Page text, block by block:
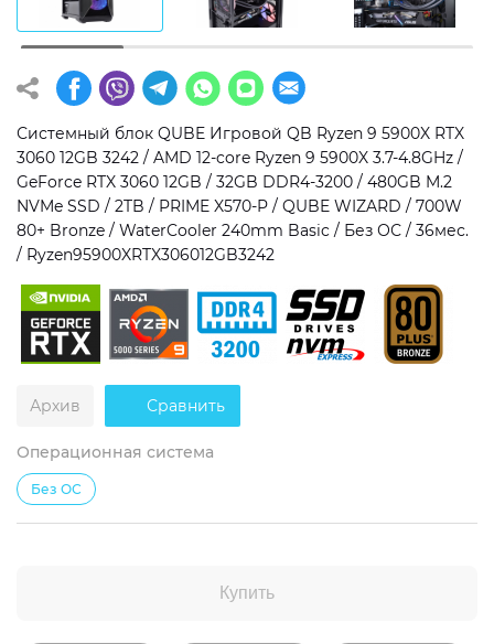
Операционная система
Windows 11 Home
Windows 11 Pro
Без ОС
Тип накопителя
SSD
HDD
SSD + HDD
Дополнительно
RGB-подсветка
Разблокированный множитель CPU
Сверхбыстрый M.2 SSD NVME
Системный блок QUBE Игровой QB Ryzen 9 5900X RTX
3060 12GB 3242 / AMD 12-core Ryzen 9 5900X 3.7-4.8GHz /
GeForce RTX 3060 12GB / 32GB DDR4-3200 / 480GB M.2
NVMe SSD / 2TB / PRIME X570-P / QUBE WIZARD / 700W
80+ Bronze / WaterCooler 240mm Basic / Без ОС / 36мес.
/ Ryzen95900XRTX306012GB3242
Архив Сравнить
Операционная система
Без ОС
Купить